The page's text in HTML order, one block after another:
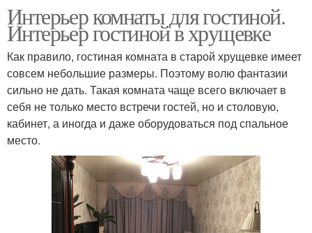
Интерьер комнаты для гостиной.
Интерьер гостиной в хрущевке
Как правило, гостиная комната в старой хрущевке имеет
совсем небольшие размеры. Поэтому волю фантазии
сильно не дать. Такая комната чаще всего включает в
себя не только место встречи гостей, но и столовую,
кабинет, а иногда и даже оборудоваться под спальное
место.